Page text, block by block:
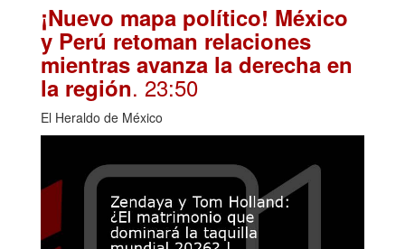
¡Nuevo mapa político! México
y Perú retoman relaciones
mientras avanza la derecha en
la región. 23:50
El Heraldo de México